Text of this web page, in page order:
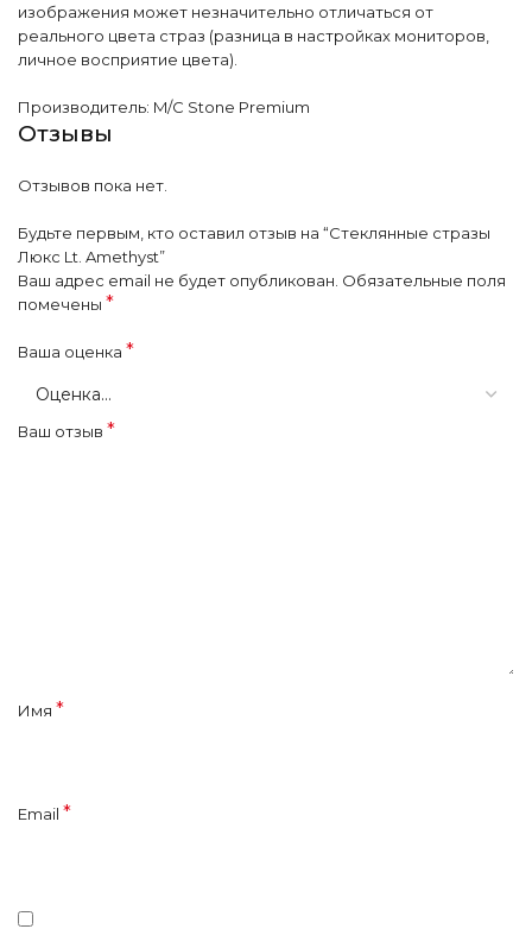
изображения может незначительно отличаться от
реального цвета страз (разница в настройках мониторов,
личное восприятие цвета).
Производитель: M/C Stone Premium
Отзывы
Отзывов пока нет.
Будьте первым, кто оставил отзыв на “Стеклянные стразы
Люкс Lt. Amethyst”
Ваш адрес email не будет опубликован. Обязательные поля
помечены *
Ваша оценка *
Ваш отзыв *
Имя *
Email *